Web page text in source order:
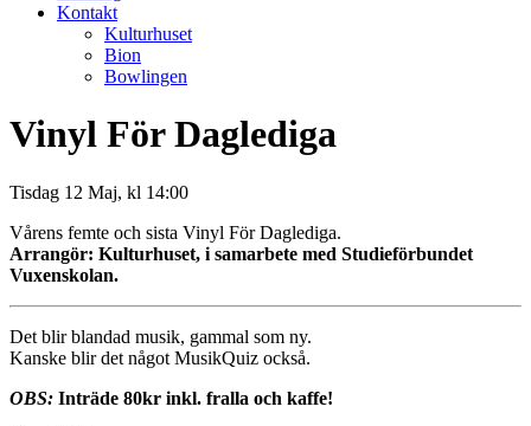
Kontakt
Kulturhuset
Bion
Bowlingen
Vinyl För Daglediga
Tisdag 12 Maj, kl 14:00
Vårens femte och sista Vinyl För Daglediga.
Arrangör: Kulturhuset, i samarbete med Studieförbundet
Vuxenskolan.
Det blir blandad musik, gammal som ny.
Kanske blir det något MusikQuiz också.
OBS: Inträde 80kr inkl. fralla och kaffe!